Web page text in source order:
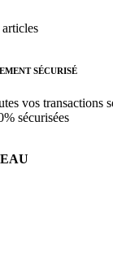
SÉCURISÉ
vos transactions
sécurisées